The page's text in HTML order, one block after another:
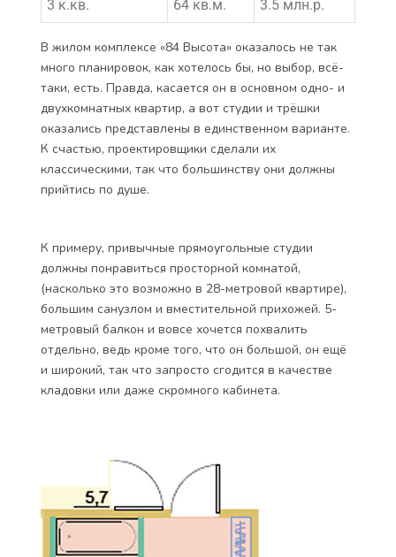
3 к.кв. 64 кв.м. 3.5 млн.р.
В жилом комплексе «84 Высота» оказалось не так
много планировок, как хотелось бы, но выбор, всё-
таки, есть. Правда, касается он в основном одно- и
двухкомнатных квартир, а вот студии и трёшки
оказались представлены в единственном варианте.
К счастью, проектировщики сделали их
классическими, так что большинству они должны
прийтись по душе.
К примеру, привычные прямоугольные студии
должны понравиться просторной комнатой,
(насколько это возможно в 28-метровой квартире),
большим санузлом и вместительной прихожей. 5-
метровый балкон и вовсе хочется похвалить
отдельно, ведь кроме того, что он большой, он ещё
и широкий, так что запросто сгодится в качестве
кладовки или даже скромного кабинета.